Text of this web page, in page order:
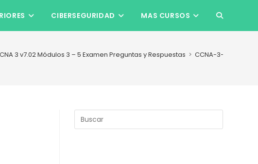
CIBERSEGURIDAD MAS CURSOS ALTERNAR
LA
3 v7.02 Módulos 3 – 5 Examen Preguntas y Respuestas > CCNA-3-v7-Mod-
Escape